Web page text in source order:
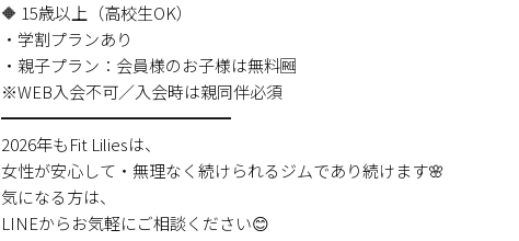
🔶 15歳以上（高校生OK）
・学割プランあり
・親子プラン：会員様のお子様は無料🆓
※WEB入会不可／入会時は親同伴必須
━━━━━━━━━━━━━━
2026年もFit Liliesは、
女性が安心して・無理なく続けられるジムであり続けます🌸
気になる方は、
LINEからお気軽にご相談ください😊